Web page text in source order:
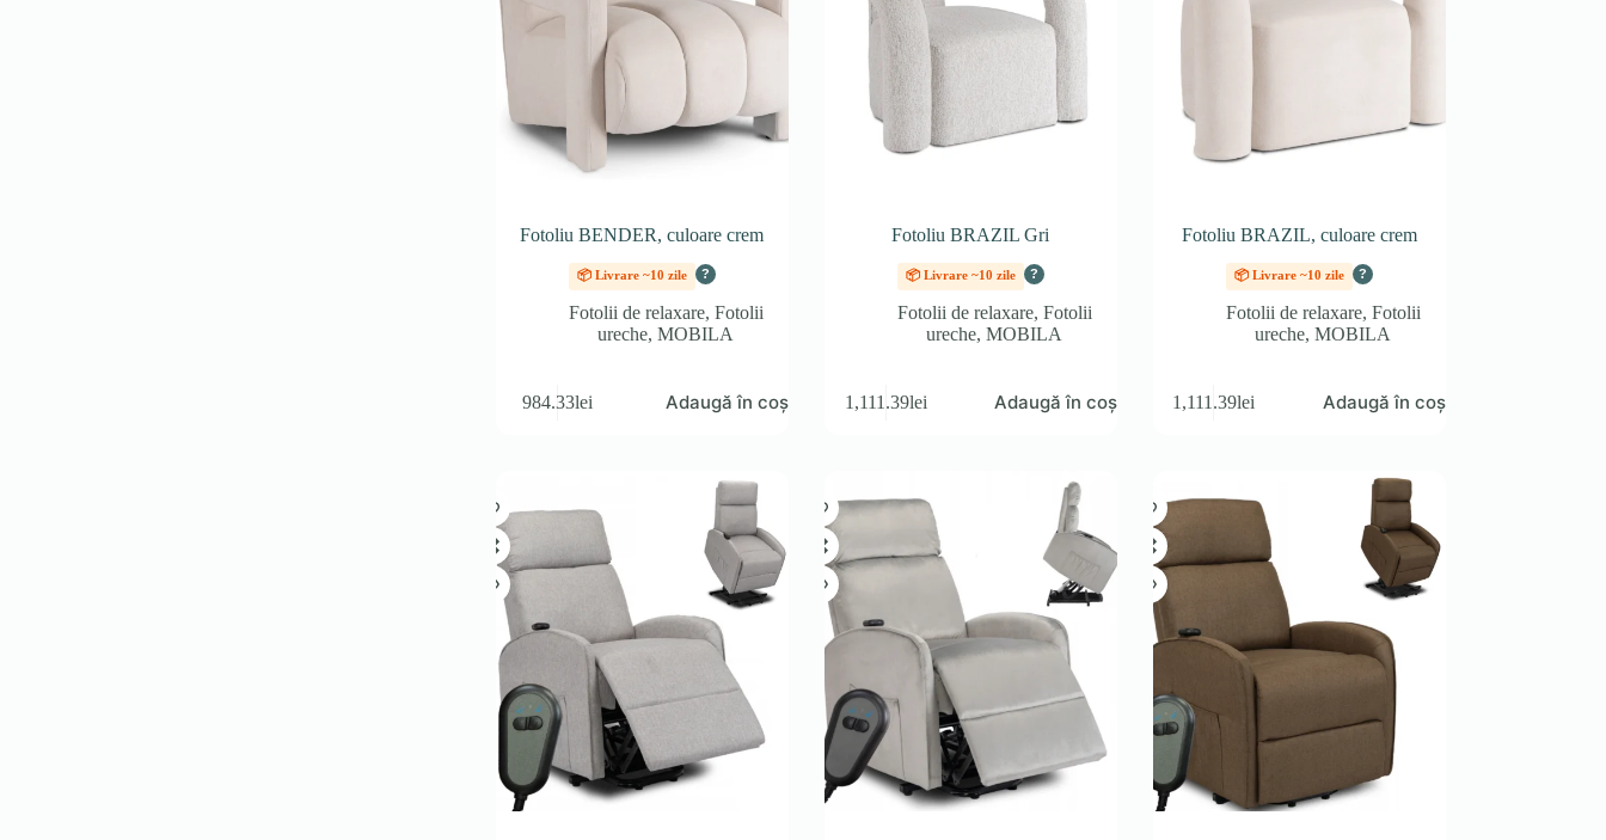
Fotoliu BENDER, culoare crem
📦 Livrare ~10 zile ?
Fotolii de relaxare, Fotolii
ureche,MOBILA
984.33lei Adaugă în coș
Fotoliu BRAZIL Gri
📦 Livrare ~10 zile ?
Fotolii de relaxare, Fotolii
ureche,MOBILA
1,111.39lei Adaugă în coș
Fotoliu BRAZIL, culoare crem
📦 Livrare ~10 zile ?
Fotolii de relaxare, Fotolii
ureche,MOBILA
1,111.39lei Adaugă în coș